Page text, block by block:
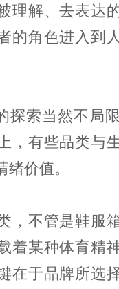
理解、去表达
的角色进入到
探索当然不局
，有些品类与
价值。
，不管是鞋服
着某种体育精
在于品牌所选